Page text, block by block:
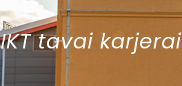
IKT tavai karjerai